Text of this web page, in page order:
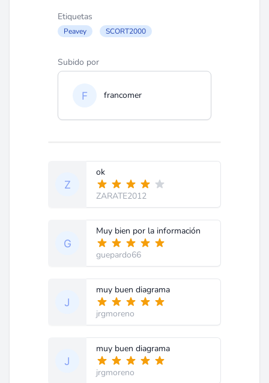
Etiquetas
Peavey SCORT2000
Subido por
francomer
ok
ZARATE2012
Muy bien por la información
guepardo66
muy buen diagrama
jrgmoreno
muy buen diagrama
jrgmoreno